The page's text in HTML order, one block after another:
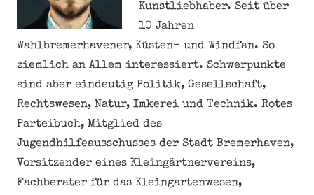
Kunstliebhaber. Seit über
10 Jahren
Wahlbremerhavener, Küsten- und Windfan. So
ziemlich an Allem interessiert. Schwerpunkte
sind aber eindeutig Politik, Gesellschaft,
Rechtswesen, Natur, Imkerei und Technik. Rotes
Parteibuch, Mitglied des
Jugendhilfeausschusses der Stadt Bremerhaven,
Vorsitzender eines Kleingärtnervereins,
Fachberater für das Kleingartenwesen,